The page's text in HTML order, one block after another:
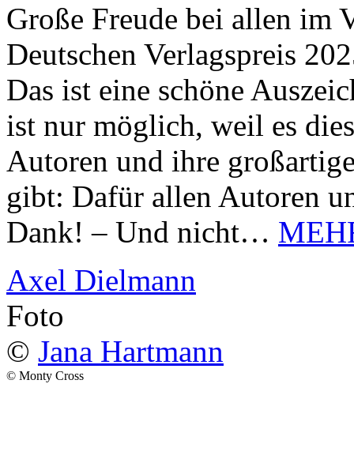
Große Freude bei allen im
Deutschen Verlagspreis
Das ist eine schöne
ist nur möglich, weil es
Autoren und ihre
gibt: Dafür allen Autoren
Dank! – Und nicht…
Axel Dielmann
Foto
© Jana Hartmann
© Monty Cross